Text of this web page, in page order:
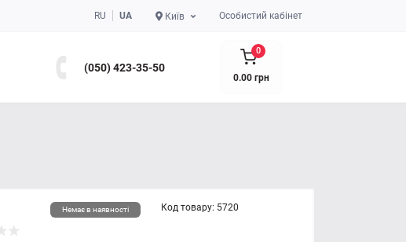
RU UA Київ Особистий кабінет
(050) 423-35-50
0
0.00 грн
Код товару: 5720
Немає в наявності